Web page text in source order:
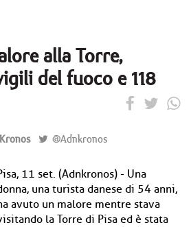
alla Torre,
del fuoco e 118
@Adnkronos
11 set. (Adnkronos) - Una
una turista danese di 54 anni,
avuto un malore mentre stava
la Torre di Pisa ed è stata